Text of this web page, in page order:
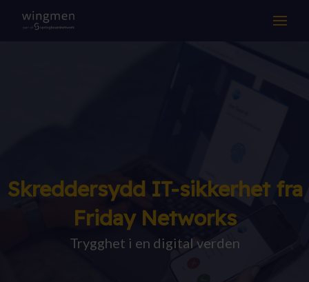
Suksesshistorier
Aktuelt
Jobb hos oss
Skreddersydd IT-sikkerhet fra
Friday Networks
Trygghet i en digital verden